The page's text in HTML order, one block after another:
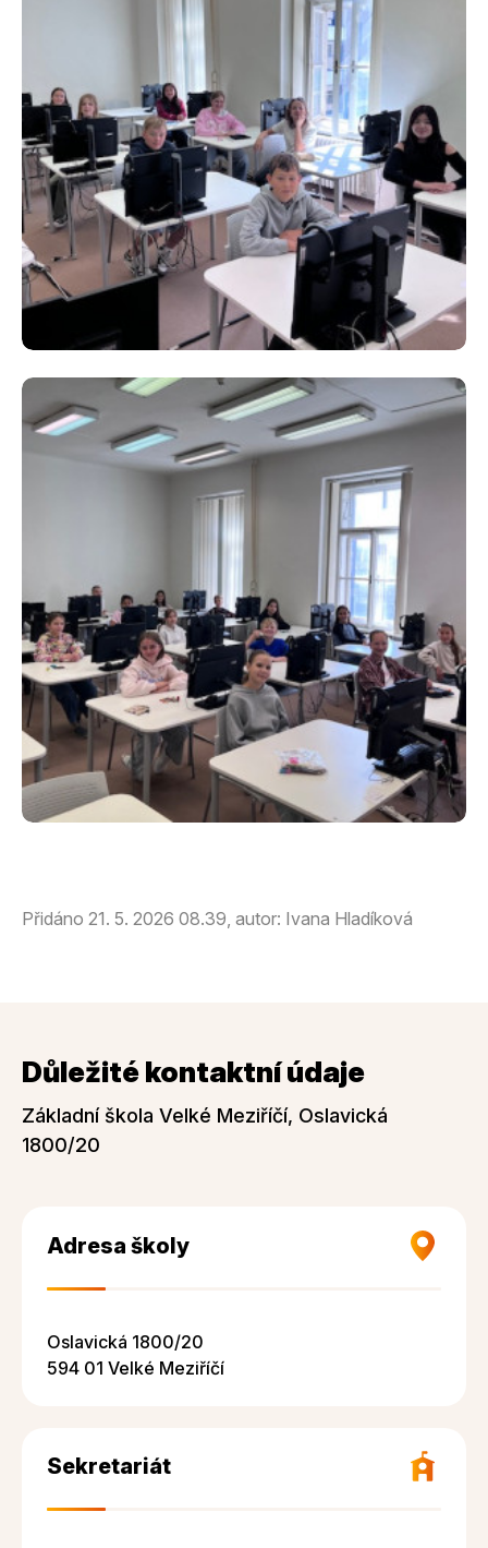
Přidáno 21. 5. 2026 08.39, autor: Ivana Hladíková
Důležité kontaktní údaje
Základní škola Velké Meziříčí, Oslavická
1800/20
Adresa školy
Oslavická 1800/20
594 01 Velké Meziříčí
Sekretariát